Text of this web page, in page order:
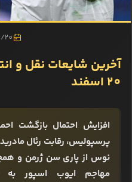
20
آخرین شایعات نقل و
20 اسفند
افزایش احتمال بازگشت
پرسپولیس، رقابت رئال
نوس از پاری سن ژرمن و
مهاجم ایوب اسپور به